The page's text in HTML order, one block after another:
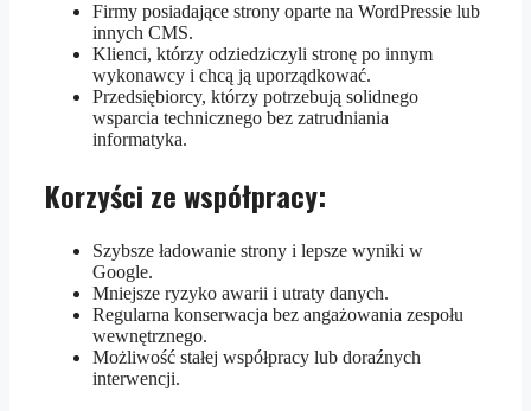
Firmy posiadające strony oparte na WordPressie lub
innych CMS.
Klienci, którzy odziedziczyli stronę po innym
wykonawcy i chcą ją uporządkować.
Przedsiębiorcy, którzy potrzebują solidnego
wsparcia technicznego bez zatrudniania
informatyka.
Korzyści ze współpracy:
Szybsze ładowanie strony i lepsze wyniki w
Google.
Mniejsze ryzyko awarii i utraty danych.
Regularna konserwacja bez angażowania zespołu
wewnętrznego.
Możliwość stałej współpracy lub doraźnych
interwencji.